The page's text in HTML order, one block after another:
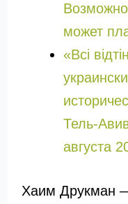
может
«Всі
Тель-
августа
Хаим Друкман